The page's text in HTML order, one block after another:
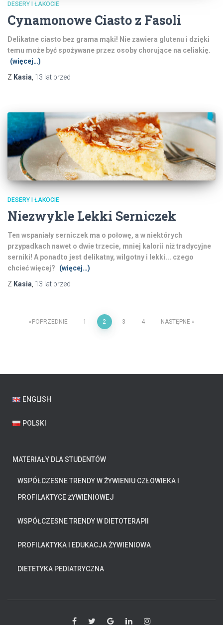
DESERY I ŁAKOCIE
Cynamonowe Ciasto z Fasoli
Delikatne ciasto bez grama mąki! Nie zawiera glutenu i dzięki
temu może być spożywane przez osoby chorujące na celiakię.
(więcej…)
Z Kasia 13 lat przed
DESERY I ŁAKOCIE
Niezwykle Lekki Serniczek
Ten wspaniały serniczek ma o połowę, a w niektórych
przypadkach nawet o dwie trzecie, mniej kalorii niż tradycyjne
serniki! A ponadto jest delikatny, wilgotny i lekki... czego
chcieć więcej?
(więcej…)
Z Kasia 13 lat przed
Stronicowanie
POPRZEDNIE 1 2 3 4 NASTĘPNE
ENGLISH
POLSKI
MATERIAŁY DLA STUDENTÓW
WSPÓŁCZESNE TRENDY W ŻYWIENIU CZŁOWIEKA I
PROFILAKTYCE ŻYWIENIOWEJ
WSPÓŁCZESNE TRENDY W DIETOTERAPII
PROFILAKTYKA I EDUKACJA ŻYWIENIOWA
DIETETYKA PEDIATRYCZNA